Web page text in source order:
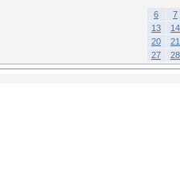
6
7
13
14
20
21
27
28